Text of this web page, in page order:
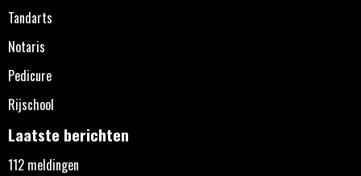
Tandarts
Notaris
Pedicure
Rijschool
Laatste berichten
112 meldingen